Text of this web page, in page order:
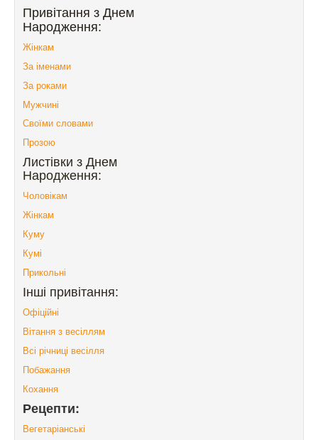
Привітання з Днем
Народження:
Жінкам
За іменами
За роками
Мужчині
Своїми словами
Прозою
Листівки з Днем
Народження:
Чоловікам
Жінкам
Куму
Кумі
Прикольні
Інші привітання:
Офіційні
Вітання з весіллям
Всі річниці весілля
Побажання
Кохання
Рецепти:
Вегетаріанські